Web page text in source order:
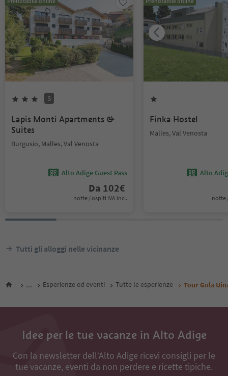
S
Lapis Monti Apartments &
Suites
Burgusio, Malles, Val Venosta
Alto Adige Guest Pass
Da 102€
notte / ospiti IVA incl.
Finka Hostel
Malles, Val Venosta
Alto
notte
Tutti gli alloggi nelle vicinanze
... Esperienze ed eventi Tutte le esperienze Tour Gola
Idee per le tue vacanze in Alto Adige
Con la newsletter dell’Alto Adige ricevi consigli per le
tue vacanze, eventi da non perdere e ricette tipiche.